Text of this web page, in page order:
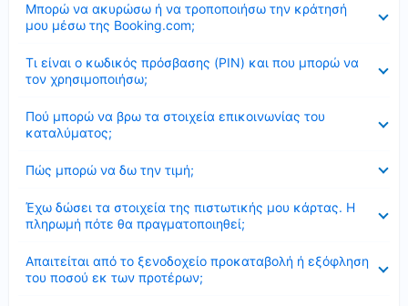
Μπορώ να ακυρώσω ή να τροποποιήσω την κράτησή
μου μέσω της Booking.com;
Τι είναι ο κωδικός πρόσβασης (PIN) και που μπορώ να
τον χρησιμοποιήσω;
Πού μπορώ να βρω τα στοιχεία επικοινωνίας του
καταλύματος;
Πώς μπορώ να δω την τιμή;
Έχω δώσει τα στοιχεία της πιστωτικής μου κάρτας. Η
πληρωμή πότε θα πραγματοποιηθεί;
Απαιτείται από το ξενοδοχείο προκαταβολή ή εξόφληση
του ποσού εκ των προτέρων;